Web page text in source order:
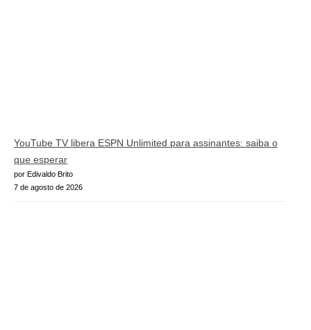
YouTube TV libera ESPN Unlimited para assinantes: saiba o
que esperar
por Edivaldo Brito
7 de agosto de 2026